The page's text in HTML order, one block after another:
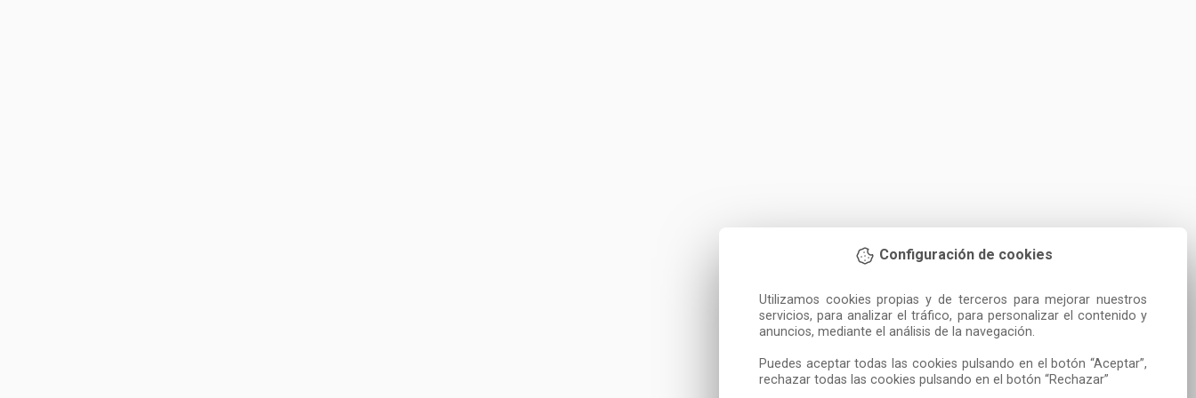
Configuración de cookies
Utilizamos cookies propias y de terceros para mejorar nuestros
servicios, para analizar el tráfico, para personalizar el contenido y
anuncios, mediante el análisis de la navegación.
Puedes aceptar todas las cookies pulsando en el botón “Aceptar”,
rechazar todas las cookies pulsando en el botón “Rechazar”